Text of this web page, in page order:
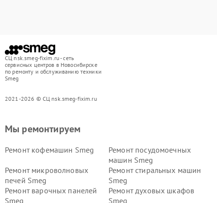
СЦ nsk.smeg-fixim.ru - сеть
сервисных центров в Новосибирске
по ремонту и обслуживанию техники
Smeg
2021-2026 © СЦ nsk.smeg-fixim.ru
Мы ремонтируем
Ремонт кофемашин Smeg
Ремонт посудомоечных
машин Smeg
Ремонт микроволновых
печей Smeg
Ремонт стиральных машин
Smeg
Ремонт варочных панелей
Smeg
Ремонт духовых шкафов
Smeg